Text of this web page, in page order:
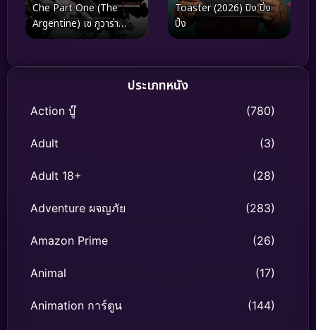
Che Part One (The
Argentine) เช กูวาร่า
สงครามปฏิวัติโลก ภาค 1
Toaster (2026) ปิง ปิ่ง
ปิ้ง
ประเภทหนัง
Action บู๊ (780)
Adult (3)
Adult 18+ (28)
Adventure ผจญภัย (283)
Amazon Prime (26)
Animal (17)
Animation การ์ตูน (144)